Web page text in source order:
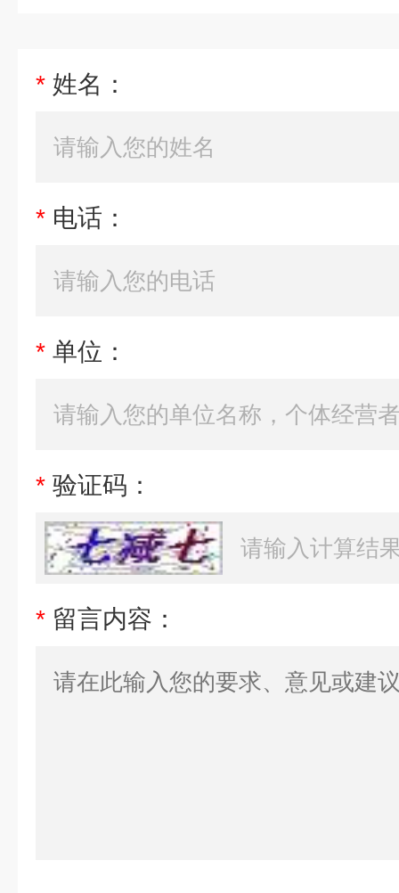
* 姓名：
* 电话：
* 单位：
* 验证码：
* 留言内容：